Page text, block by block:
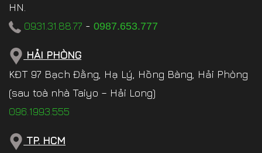
HN.
0931.31.88.77 - 0987.653.777
HẢI PHÒNG
KĐT 97 Bạch Đằng, Hạ Lý, Hồng Bàng, Hải Phòng
(sau toà nhà Taiyo – Hải Long)
096.1993.555
TP. HCM